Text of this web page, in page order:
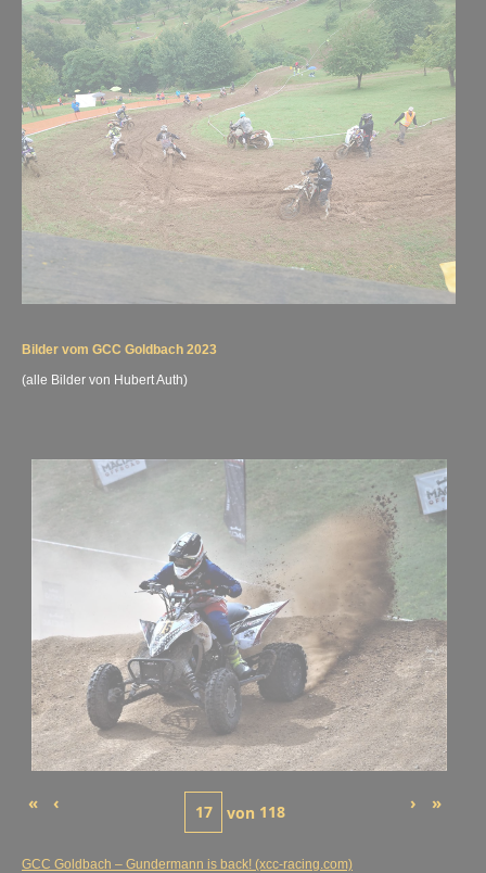
Bilder vom GCC Goldbach 2023
(alle Bilder von Hubert Auth)
« ‹ von 118 › »
GCC Goldbach – Gundermann is back! (xcc-racing.com)